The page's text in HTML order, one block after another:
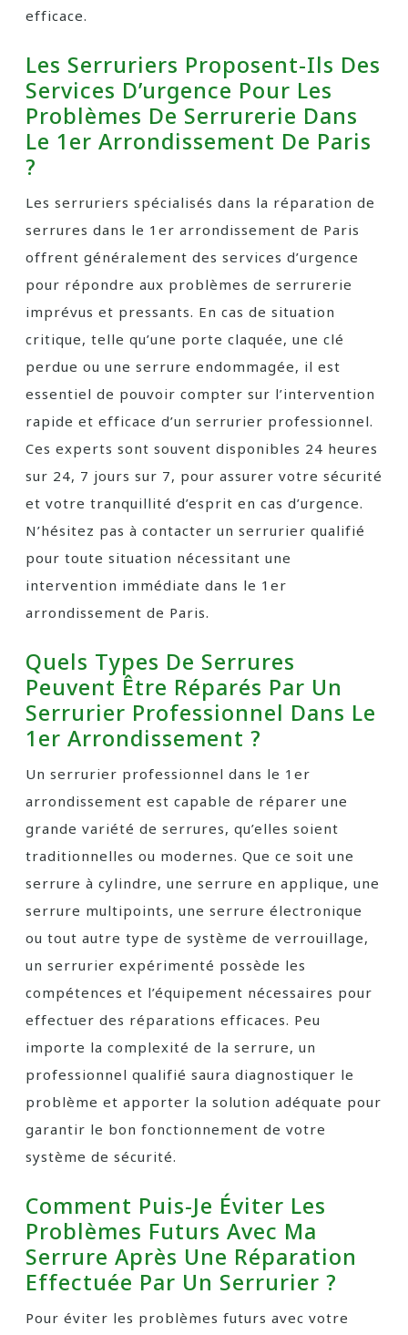
efficace.
Les Serruriers Proposent-Ils Des
Services D’urgence Pour Les
Problèmes De Serrurerie Dans
Le 1er Arrondissement De Paris
?
Les serruriers spécialisés dans la réparation de
serrures dans le 1er arrondissement de Paris
offrent généralement des services d’urgence
pour répondre aux problèmes de serrurerie
imprévus et pressants. En cas de situation
critique, telle qu’une porte claquée, une clé
perdue ou une serrure endommagée, il est
essentiel de pouvoir compter sur l’intervention
rapide et efficace d’un serrurier professionnel.
Ces experts sont souvent disponibles 24 heures
sur 24, 7 jours sur 7, pour assurer votre sécurité
et votre tranquillité d’esprit en cas d’urgence.
N’hésitez pas à contacter un serrurier qualifié
pour toute situation nécessitant une
intervention immédiate dans le 1er
arrondissement de Paris.
Quels Types De Serrures
Peuvent Être Réparés Par Un
Serrurier Professionnel Dans Le
1er Arrondissement ?
Un serrurier professionnel dans le 1er
arrondissement est capable de réparer une
grande variété de serrures, qu’elles soient
traditionnelles ou modernes. Que ce soit une
serrure à cylindre, une serrure en applique, une
serrure multipoints, une serrure électronique
ou tout autre type de système de verrouillage,
un serrurier expérimenté possède les
compétences et l’équipement nécessaires pour
effectuer des réparations efficaces. Peu
importe la complexité de la serrure, un
professionnel qualifié saura diagnostiquer le
problème et apporter la solution adéquate pour
garantir le bon fonctionnement de votre
système de sécurité.
Comment Puis-Je Éviter Les
Problèmes Futurs Avec Ma
Serrure Après Une Réparation
Effectuée Par Un Serrurier ?
Pour éviter les problèmes futurs avec votre